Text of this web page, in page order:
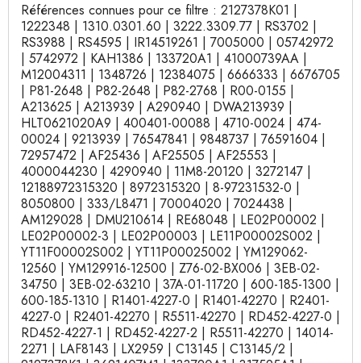
Références connues pour ce filtre : 2127378K01 |
1222348 | 1310.0301.60 | 3222.3309.77 | RS3702 |
RS3988 | RS4595 | IR14519261 | 7005000 | 05742972
| 5742972 | KAH1386 | 133720A1 | 41000739AA |
M12004311 | 1348726 | 12384075 | 6666333 | 6676705
| P81-2648 | P82-2648 | P82-2768 | R00-0155 |
A213625 | A213939 | A290940 | DWA213939 |
HLT0621020A9 | 400401-00088 | 4710-0024 | 474-
00024 | 9213939 | 76547841 | 9848737 | 76591604 |
72957472 | AF25436 | AF25505 | AF25553 |
4000044230 | 4290940 | 11M8-20120 | 3272147 |
12188972315320 | 8972315320 | 8-97231532-0 |
8050800 | 333/L8471 | 70004020 | 7024438 |
AM129028 | DMU210614 | RE68048 | LE02P00002 |
LE02P00002-3 | LE02P00003 | LE11P00002S002 |
YT11F00002S002 | YT11P00025002 | YM129062-
12560 | YM129916-12500 | Z76-02-BX006 | 3EB-02-
34750 | 3EB-02-63210 | 37A-01-11720 | 600-185-1300 |
600-185-1310 | R1401-4227-0 | R1401-42270 | R2401-
4227-0 | R2401-42270 | R5511-42270 | RD452-4227-0 |
RD452-4227-1 | RD452-4227-2 | R5511-42270 | 14014-
2271 | LAF8143 | LX2959 | C13145 | C13145/2 |